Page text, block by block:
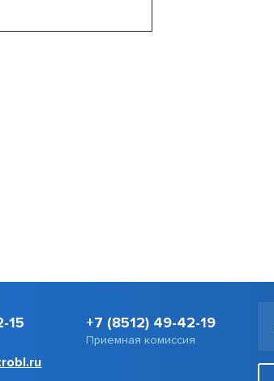
15 +7 (8512) 49-42-19
Приемная комиссия